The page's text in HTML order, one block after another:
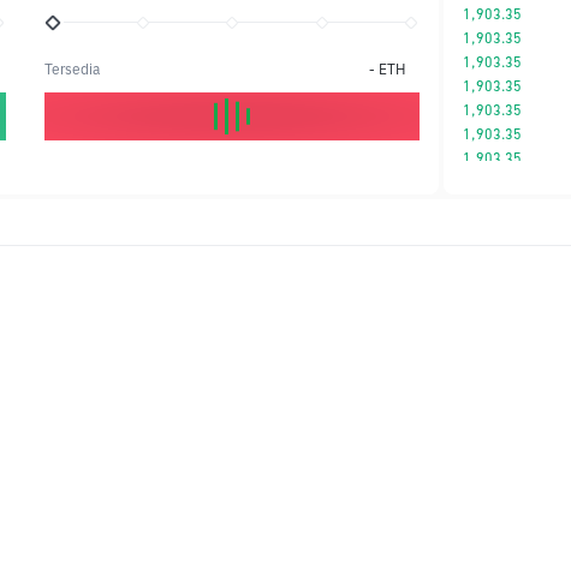
Tersedia - ETH
1,903.35
1,903.35
1,903.35
1,903.35
1,903.35
1,903.35
1,903.35